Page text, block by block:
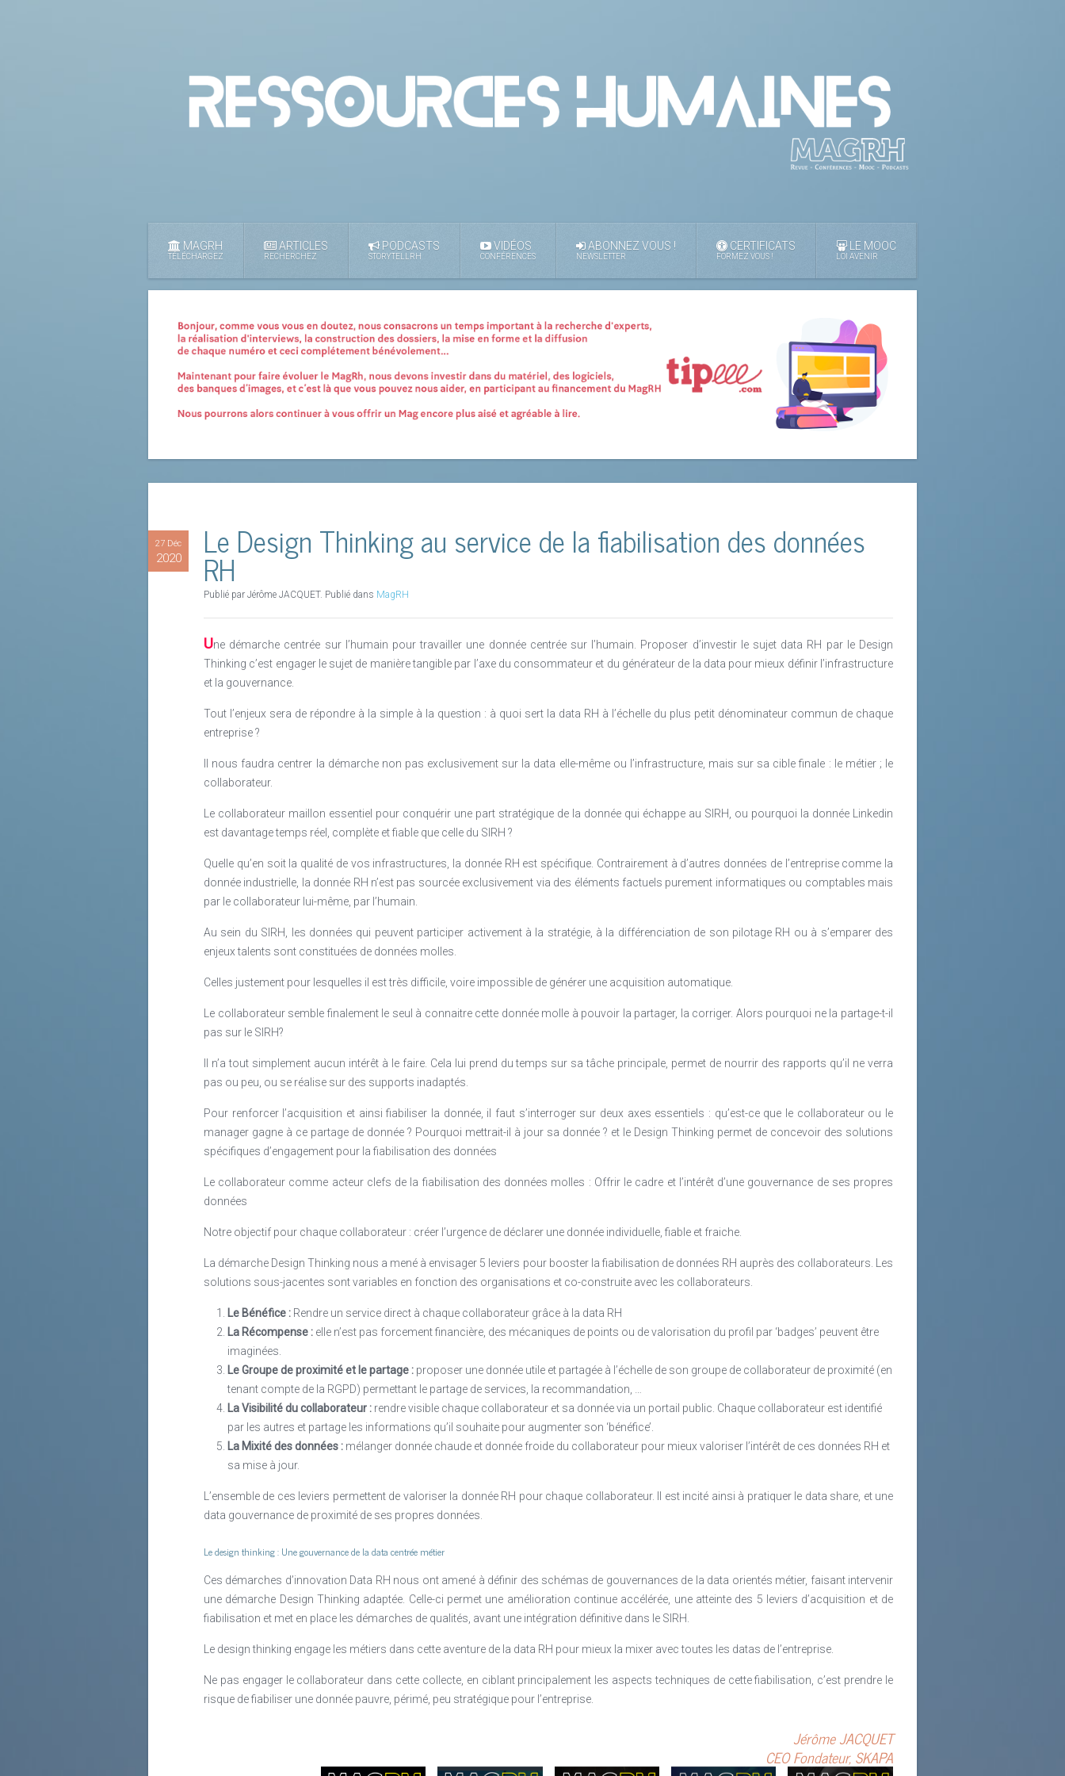
MAGRH
TÉLÉCHARGEZ
ARTICLES
RECHERCHEZ
PODCASTS
STORYTELLRH
VIDÉOS
CONFÉRENCES
ABONNEZ VOUS !
NEWSLETTER
CERTIFICATS
FORMEZ VOUS !
LE MOOC
LOI AVENIR
27 Déc
2020 Le Design Thinking au service de la fiabilisation des données
RH
Publié par Jérôme JACQUET. Publié dans MagRH
Une démarche centrée sur l’humain pour travailler une donnée centrée sur l’humain. Proposer d’investir le sujet data RH par le Design
Thinking c’est engager le sujet de manière tangible par l’axe du consommateur et du générateur de la data pour mieux définir l’infrastructure
et la gouvernance.
Tout l’enjeux sera de répondre à la simple à la question : à quoi sert la data RH à l’échelle du plus petit dénominateur commun de chaque
entreprise ?
Il nous faudra centrer la démarche non pas exclusivement sur la data elle-même ou l’infrastructure, mais sur sa cible finale : le métier ; le
collaborateur.
Le collaborateur maillon essentiel pour conquérir une part stratégique de la donnée qui échappe au SIRH, ou pourquoi la donnée Linkedin
est davantage temps réel, complète et fiable que celle du SIRH ?
Quelle qu’en soit la qualité de vos infrastructures, la donnée RH est spécifique. Contrairement à d’autres données de l’entreprise comme la
donnée industrielle, la donnée RH n’est pas sourcée exclusivement via des éléments factuels purement informatiques ou comptables mais
par le collaborateur lui-même, par l’humain.
Au sein du SIRH, les données qui peuvent participer activement à la stratégie, à la différenciation de son pilotage RH ou à s’emparer des
enjeux talents sont constituées de données molles.
Celles justement pour lesquelles il est très difficile, voire impossible de générer une acquisition automatique.
Le collaborateur semble finalement le seul à connaitre cette donnée molle à pouvoir la partager, la corriger. Alors pourquoi ne la partage-t-il
pas sur le SIRH?
Il n’a tout simplement aucun intérêt à le faire. Cela lui prend du temps sur sa tâche principale, permet de nourrir des rapports qu’il ne verra
pas ou peu, ou se réalise sur des supports inadaptés.
Pour renforcer l’acquisition et ainsi fiabiliser la donnée, il faut s’interroger sur deux axes essentiels : qu’est-ce que le collaborateur ou le
manager gagne à ce partage de donnée ? Pourquoi mettrait-il à jour sa donnée ? et le Design Thinking permet de concevoir des solutions
spécifiques d’engagement pour la fiabilisation des données
Le collaborateur comme acteur clefs de la fiabilisation des données molles : Offrir le cadre et l’intérêt d’une gouvernance de ses propres
données
Notre objectif pour chaque collaborateur : créer l’urgence de déclarer une donnée individuelle, fiable et fraiche.
La démarche Design Thinking nous a mené à envisager 5 leviers pour booster la fiabilisation de données RH auprès des collaborateurs. Les
solutions sous-jacentes sont variables en fonction des organisations et co-construite avec les collaborateurs.
Le Bénéfice : Rendre un service direct à chaque collaborateur grâce à la data RH
La Récompense : elle n’est pas forcement financière, des mécaniques de points ou de valorisation du profil par ‘badges’ peuvent être
imaginées.
Le Groupe de proximité et le partage : proposer une donnée utile et partagée à l’échelle de son groupe de collaborateur de proximité (en
tenant compte de la RGPD) permettant le partage de services, la recommandation, …
La Visibilité du collaborateur : rendre visible chaque collaborateur et sa donnée via un portail public. Chaque collaborateur est identifié
par les autres et partage les informations qu’il souhaite pour augmenter son ‘bénéfice’.
La Mixité des données : mélanger donnée chaude et donnée froide du collaborateur pour mieux valoriser l’intérêt de ces données RH et
sa mise à jour.
L’ensemble de ces leviers permettent de valoriser la donnée RH pour chaque collaborateur. Il est incité ainsi à pratiquer le data share, et une
data gouvernance de proximité de ses propres données.
Le design thinking : Une gouvernance de la data centrée métier
Ces démarches d’innovation Data RH nous ont amené à définir des schémas de gouvernances de la data orientés métier, faisant intervenir
une démarche Design Thinking adaptée. Celle-ci permet une amélioration continue accélérée, une atteinte des 5 leviers d’acquisition et de
fiabilisation et met en place les démarches de qualités, avant une intégration définitive dans le SIRH.
Le design thinking engage les métiers dans cette aventure de la data RH pour mieux la mixer avec toutes les datas de l’entreprise.
Ne pas engager le collaborateur dans cette collecte, en ciblant principalement les aspects techniques de cette fiabilisation, c’est prendre le
risque de fiabiliser une donnée pauvre, périmé, peu stratégique pour l’entreprise.
Jérôme JACQUET
CEO Fondateur, SKAPA